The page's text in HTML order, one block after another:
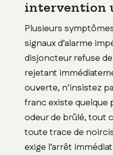
intervention
Plusieurs
signaux d’alarme
disjoncteur refuse
rejetant
ouverte, n’insistez
franc existe quelque
odeur de brûlé, tout
toute trace de
exige l’arrêt